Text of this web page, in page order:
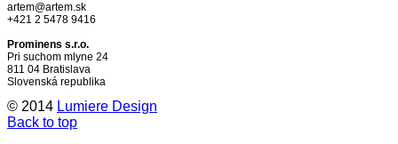
artem@artem.sk
+421 2 5478 9416
Prominens s.r.o.
Pri suchom mlyne 24
811 04 Bratislava
Slovenská republika
© 2014 Lumiere Design
Back to top